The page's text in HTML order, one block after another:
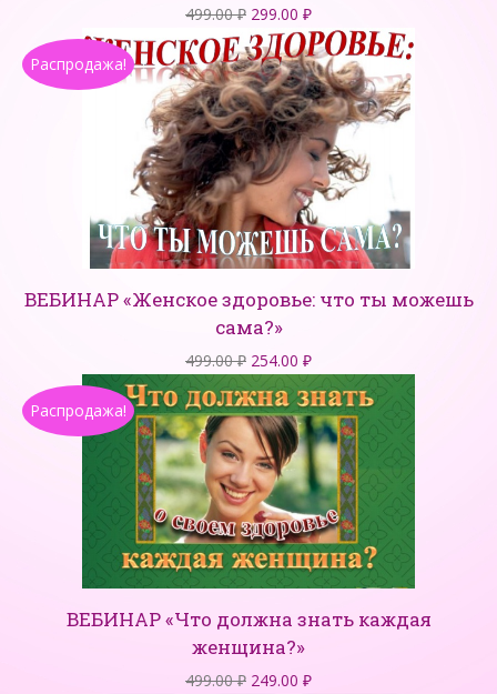
499.00₽ Первоначальная
цена
составляла
499.00 ₽.
299.00 ₽Текущая
цена:
299.00 ₽.
Распродажа!
ВЕБИНАР «Женское здоровье: что ты можешь
сама?»
499.00₽ Первоначальная
цена
составляла
499.00 ₽.
254.00 ₽Текущая
цена:
254.00 ₽.
Распродажа!
ВЕБИНАР «Что должна знать каждая
женщина?»
499.00₽ Первоначальная
249.00 ₽Текущая